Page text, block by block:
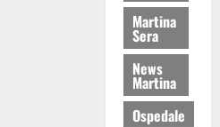
Martina
Sera
News
Martina
Ospedale